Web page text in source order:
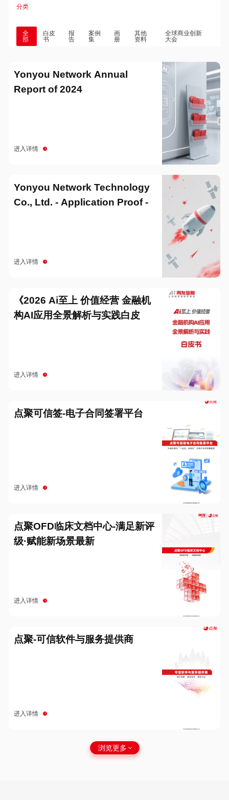
分类
全
部
白皮
书
报
告
案例
集
画
册
其他
资料
全球商业创新
大会
Yonyou Network Annual
Report of 2024
进入详情
Yonyou Network Technology
Co., Ltd. - Application Proof -
进入详情
《2026 Ai至上 价值经营 金融机
构AI应用全景解析与实践白皮
进入详情
点聚可信签-电子合同签署平台
进入详情
点聚OFD临床文档中心-满足新评
级·赋能新场景最新
进入详情
点聚-可信软件与服务提供商
进入详情
浏览更多